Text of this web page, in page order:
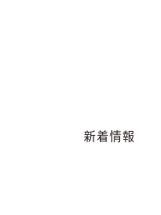
新着情報